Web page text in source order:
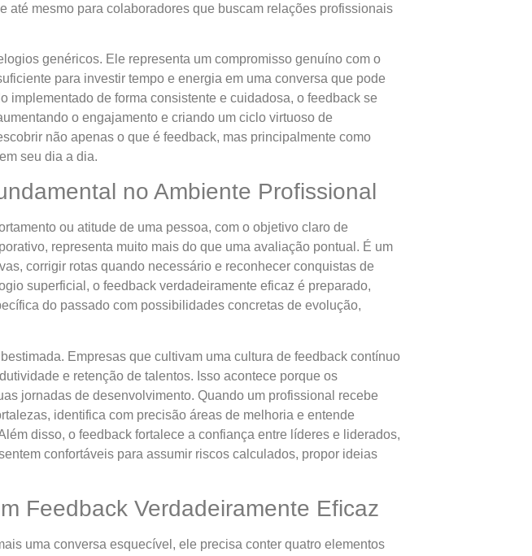
mesmo para colaboradores que buscam relações profissionais
genéricos. Ele representa um compromisso genuíno com o
para investir tempo e energia em uma conversa que pode
implementado de forma consistente e cuidadosa, o feedback se
o engajamento e criando um ciclo virtuoso de
não apenas o que é feedback, mas principalmente como
seu dia a dia.
no Ambiente Profissional
ou atitude de uma pessoa, com o objetivo claro de
representa muito mais do que uma avaliação pontual. É um
corrigir rotas quando necessário e reconhecer conquistas de
superficial, o feedback verdadeiramente eficaz é preparado,
do passado com possibilidades concretas de evolução,
Empresas que cultivam uma cultura de feedback contínuo
e retenção de talentos. Isso acontece porque os
jornadas de desenvolvimento. Quando um profissional recebe
identifica com precisão áreas de melhoria e entende
disso, o feedback fortalece a confiança entre líderes e liderados,
confortáveis para assumir riscos calculados, propor ideias
Feedback Verdadeiramente Eficaz
uma conversa esquecível, ele precisa conter quatro elementos